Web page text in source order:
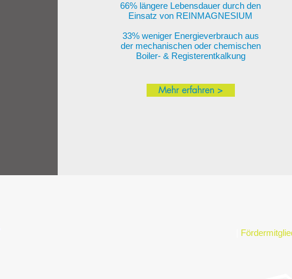
66% längere Lebensdauer durch den
Einsatz von REINMAGNESIUM
33% weniger Energieverbrauch aus
der mechanischen oder chemischen
Boiler- & Registerentkalkung
Mehr erfahren >